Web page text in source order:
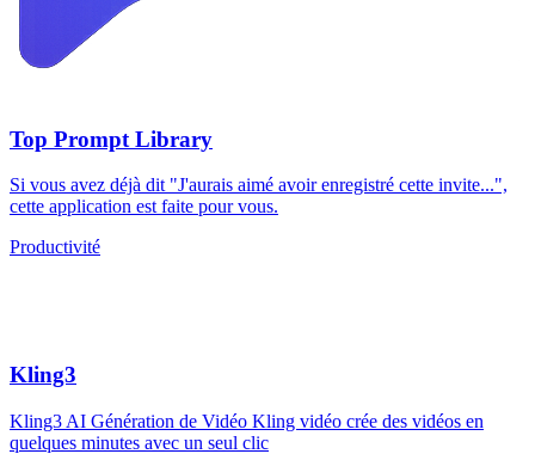
Top Prompt Library
Si vous avez déjà dit "J'aurais aimé avoir enregistré cette invite...",
cette application est faite pour vous.
Productivité
Kling3
Kling3 AI Génération de Vidéo Kling vidéo crée des vidéos en
quelques minutes avec un seul clic